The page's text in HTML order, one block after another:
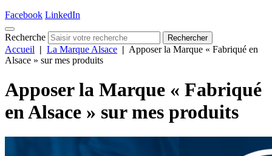
Facebook LinkedIn
Recherche Rechercher
Accueil | La Marque Alsace | Apposer la Marque « Fabriqué en
Alsace » sur mes produits
Apposer la Marque « Fabriqué
en Alsace » sur mes produits